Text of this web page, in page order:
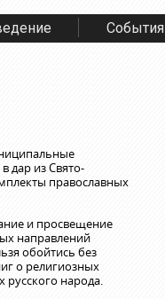
События
дар из Свято-
православных
и просвещение
направлений
обойтись без
о религиозных
русского народа.